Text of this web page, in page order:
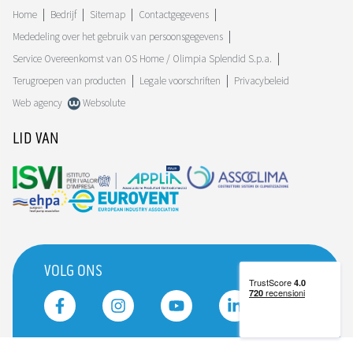
Home
Bedrijf Sitemap
Contactgegevens
Mededeling over het gebruik van persoonsgegevens
Service Overeenkomst van OS Home / Olimpia Splendid S.p.a.
Terugroepen van producten
Legale voorschriften
Privacybeleid
Web agency
Websolute
LID VAN
VOLG ONS